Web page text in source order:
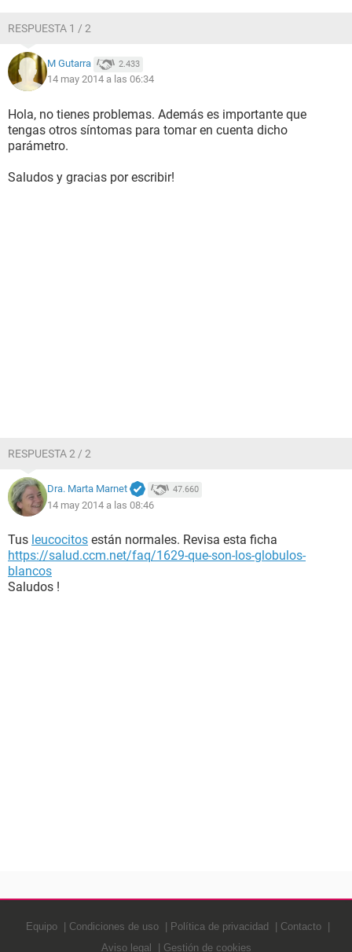
RESPUESTA 1 / 2
M Gutarra 2.433
14 may 2014 a las 06:34
Hola, no tienes problemas. Además es importante que
tengas otros síntomas para tomar en cuenta dicho
parámetro.
Saludos y gracias por escribir!
RESPUESTA 2 / 2
Dra. Marta Marnet 47.660
14 may 2014 a las 08:46
Tus leucocitos están normales. Revisa esta ficha
https://salud.ccm.net/faq/1629-que-son-los-globulos-
blancos
Saludos !
Equipo Condiciones de uso Política de privacidad
Contacto
Aviso legal
Gestión de cookies